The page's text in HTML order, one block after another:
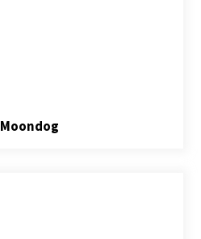
Moondog